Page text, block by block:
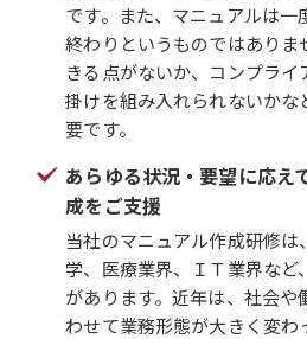
です。また、マニュアルは一
終わりというものではあり
きる点がないか、コンプラ
掛けを組み入れられないかな
要です。
あらゆる状況・要望に応え
成をご支援
当社のマニュアル作成研修
学、医療業界、ＩＴ業界など
があります。近年は、社会
わせて業務形態が大きく変わ